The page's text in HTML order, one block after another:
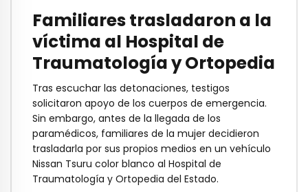
Familiares trasladaron a la
víctima al Hospital de
Traumatología y Ortopedia
Tras escuchar las detonaciones, testigos
solicitaron apoyo de los cuerpos de emergencia.
Sin embargo, antes de la llegada de los
paramédicos, familiares de la mujer decidieron
trasladarla por sus propios medios en un vehículo
Nissan Tsuru color blanco al Hospital de
Traumatología y Ortopedia del Estado.